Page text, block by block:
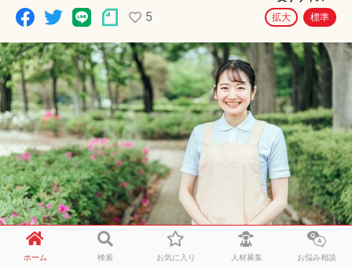
5
拡大
標準
ホーム 検索 お気に入り 人材募集 お悩み相談